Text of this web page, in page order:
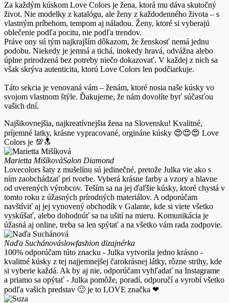
Za každým kúskom Love Colors je žena, ktorá mu dáva skutočný
život. Nie modelky z katalógu, ale ženy z každodenného života – s
vlastným príbehom, tempom aj náladou. Ženy, ktoré si vyberajú
oblečenie podľa pocitu, nie podľa trendov.
Práve ony sú tým najkrajším dôkazom, že ženskosť nemá jednu
podobu. Niekedy je jemná a tichá, inokedy hravá, odvážna alebo
úplne prirodzená bez potreby niečo dokazovať. V každej z nich sa
však skrýva autenticita, ktorú Love Colors len podčiarkuje.
Táto sekcia je venovaná vám – ženám, ktoré nosia naše kúsky vo
svojom vlastnom štýle. Ďakujeme, že nám dovolíte byť súčasťou
vašich dní.
Najšikovnejšia, najkreatívnejšia žena na Slovensku! Kvalitné,
príjemné latky, krásne vypracované, orgináne kúsky 😍😍😍 Love
Colors je 💯🔝
Marietta MišíkováSalon Diamond
Lovecolors šaty z mušelínu sú jedinečné, pretože Julka vie ako s
ním zaobchádzať pri tvorbe. Vyberá krásne farby a vzory a hlavne
od overených výrobcov. Teším sa na jej ďaľšie kúsky, ktoré chystá v
tomto roku z úžasných prírodných materiálov. A odporúčam
navštíviť aj jej vynovený obchodík v Galante, kde si viete všetko
vyskúšať, alebo dohodnúť sa na ušití na mieru. Komunikácia je
úžasná aj online, treba sa len spýtať a na všetko vám rada zodpovie.
Naďa Suchánováslowfashion dizajnérka
100% odporúčam túto znacku - Julka vytvorila jedno krásno -
kvalitné kúsky z tej najjemnejšej čarokrásnej látky, rôzne strihy, kde
si vyberie každá. Ak by aj nie, odporúčam vyhľadať na Instagrame
a priamo sa opýtať - Julka pomôže, poradí, odporučí a vyrobí všetko
podľa vašich predstav 🙂 je to LOVE značka ❤